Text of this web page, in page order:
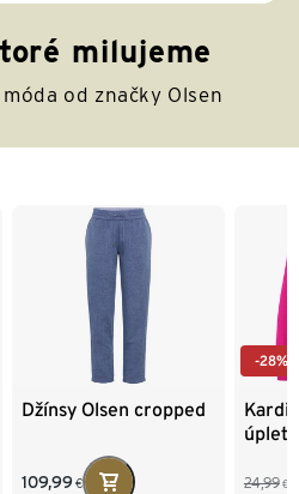
milujeme
od značky Olsen
Džínsy Olsen cropped
109,99 €
-28%
úpletu
24,99 €